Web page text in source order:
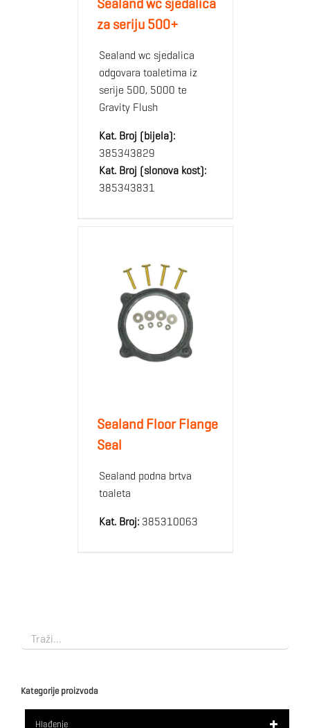
Sealand wc sjedalica
za seriju 500+
Sealand wc sjedalica
odgovara toaletima iz
serije 500, 5000 te
Gravity Flush
Kat. Broj (bijela):
385343829
Kat. Broj (slonova kost):
385343831
Sealand Floor Flange
Seal
Sealand podna brtva
toaleta
Kat. Broj:385310063
Kategorije proizvoda
Hlađenje